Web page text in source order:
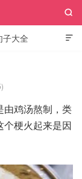

子大全

由鸡汤熬制，类
梗火起来是因